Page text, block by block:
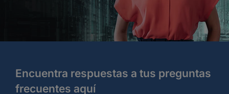
Encuentra respuestas a tus preguntas
frecuentes aquí